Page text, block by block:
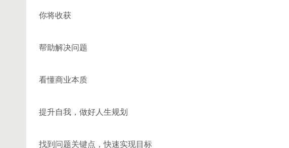
你将收获
帮助解决问题
看懂商业本质
提升自我，做好人生规划
找到问题关键点，快速实现目标